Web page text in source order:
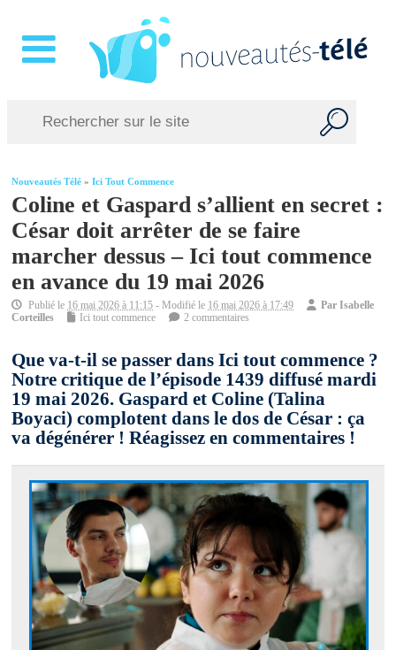
Nouveautés Télé »Ici Tout Commence
Coline et Gaspard s’allient en secret :
César doit arrêter de se faire
marcher dessus – Ici tout commence
en avance du 19 mai 2026
Publié le 16 mai 2026 à 11:15 - Modifié le 16 mai 2026 à 17:49 ParIsabelle
Corteilles
Ici tout commence 2 commentaires
Que va-t-il se passer dans Ici tout commence ?
Notre critique de l’épisode 1439 diffusé mardi
19 mai 2026. Gaspard et Coline (Talina
Boyaci) complotent dans le dos de César : ça
va dégénérer ! Réagissez en commentaires !